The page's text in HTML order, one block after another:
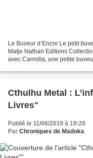
Le Buveur d’Encre Le petit
Matje Nathan Editions
avec Carmilla, une petite
Cthulhu Metal :
Livres"
Publié le 11/06/2019 à 19:20
Par Chroniques de Madoka